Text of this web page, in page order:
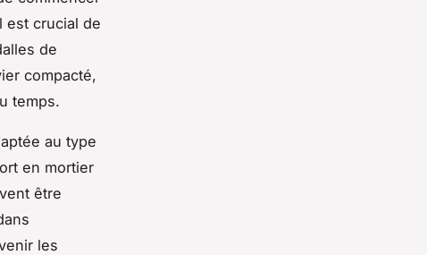
est crucial de
de
compacté,
temps.
au type
en mortier
être
les